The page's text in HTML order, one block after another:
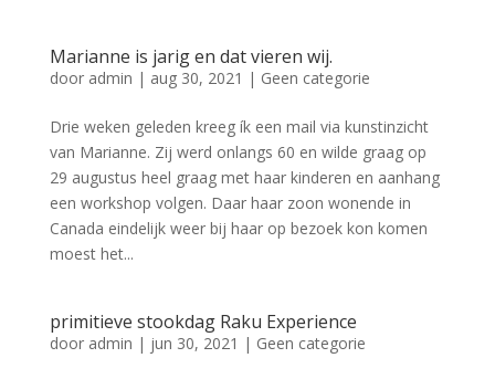
Marianne is jarig en dat vieren wij.
door admin | aug 30, 2021 | Geen categorie
Drie weken geleden kreeg ík een mail via kunstinzicht
van Marianne. Zij werd onlangs 60 en wilde graag op
29 augustus heel graag met haar kinderen en aanhang
een workshop volgen. Daar haar zoon wonende in
Canada eindelijk weer bij haar op bezoek kon komen
moest het...
primitieve stookdag Raku Experience
door admin | jun 30, 2021 | Geen categorie